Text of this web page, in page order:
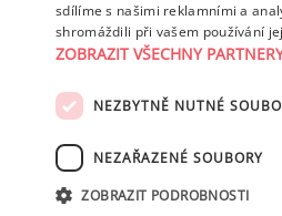
sdílíme s našimi reklamními a
shromáždili při vašem používání
ZOBRAZIT VŠECHNY
NEZBYTNĚ NUTNÉ
NEZAŘAZENÉ SOUBORY
ZOBRAZIT PODROBNOSTI